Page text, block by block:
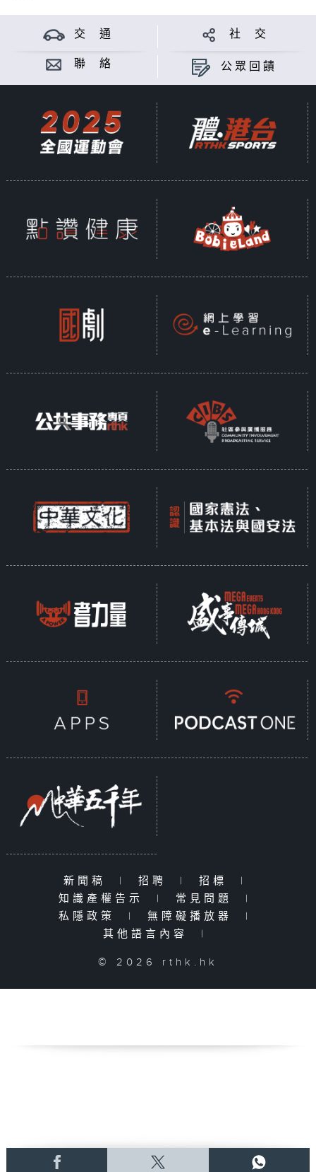
交 通 社 交
聯 絡 公眾回饋
新聞稿 | 招聘 | 招標
|
知識產權告示
| 常見問題
|
私隱政策
| 無障礙播放器
|
其他語言內容
|
© 2026 rthk.hk